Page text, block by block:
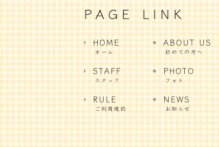
PAGE LINK
HOME
ホーム
ABOUT US
初めての方へ
STAFF
スタッフ
PHOTO
フォト
RULE
ご利用規約
NEWS
お知らせ